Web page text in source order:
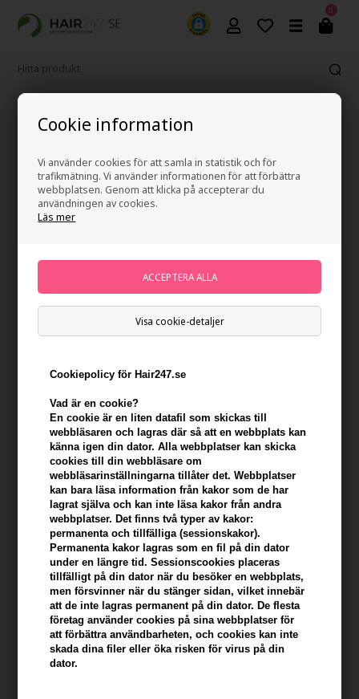
Cookie information
Vi använder cookies för att samla in statistik och för
trafikmätning. Vi använder informationen för att förbättra
webbplatsen. Genom att klicka på accepterar du
användningen av cookies.
Läs mer
Visa cookie-detaljer
Cookiepolicy för Hair247.se
Vad är en cookie?
En cookie är en liten datafil som skickas till
webbläsaren och lagras där så att en webbplats kan
känna igen din dator. Alla webbplatser kan skicka
cookies till din webbläsare om
webbläsarinställningarna tillåter det. Webbplatser
kan bara läsa information från kakor som de har
lagrat själva och kan inte läsa kakor från andra
webbplatser. Det finns två typer av kakor:
permanenta och tillfälliga (sessionskakor).
Permanenta kakor lagras som en fil på din dator
under en längre tid. Sessionscookies placeras
tillfälligt på din dator när du besöker en webbplats,
men försvinner när du stänger sidan, vilket innebär
att de inte lagras permanent på din dator. De flesta
företag använder cookies på sina webbplatser för
att förbättra användbarheten, och cookies kan inte
skada dina filer eller öka risken för virus på din
dator.
0
Paul Mitchell Tea Tree Body Bar 150 gr
Varumärken»Paul Mitchell Brand:Paul Mitchell
143,00SEK
+
I lager- Leveranstid: 2-3 arbetsdagar